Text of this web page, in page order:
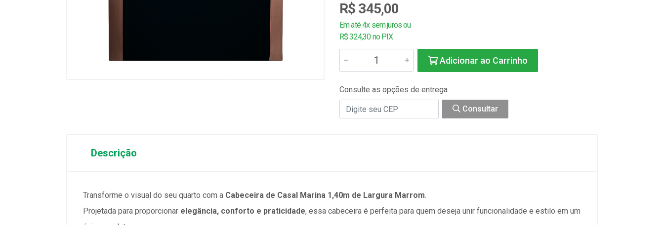
R$ 345,00
Em até 4x sem juros ou
R$ 324,30 no PIX
Adicionar ao Carrinho
Consulte as opções de entrega
Consultar
Descrição
Transforme o visual do seu quarto com a Cabeceira de Casal Marina 1,40m de Largura Marrom.
Projetada para proporcionar elegância, conforto e praticidade, essa cabeceira é perfeita para quem deseja unir funcionalidade e estilo em um